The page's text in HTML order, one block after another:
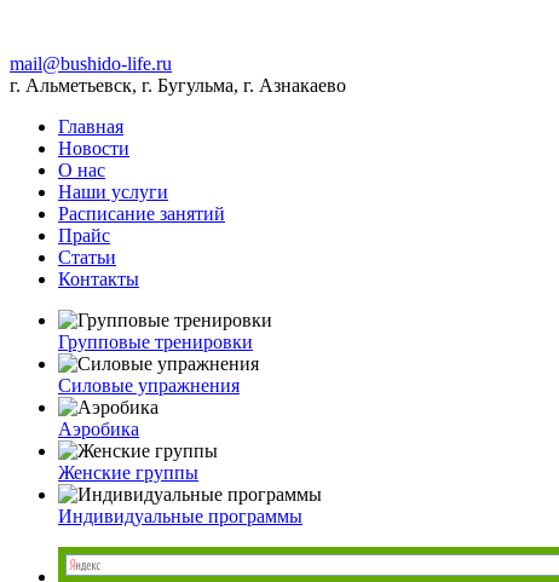
mail@bushido-life.ru
г. Альметьевск, г. Бугульма, г. Азнакаево
Главная
Новости
О нас
Наши услуги
Расписание занятий
Прайс
Статьи
Контакты
Групповые тренировки
Силовые упражнения
Аэробика
Женские группы
Индивидуальные программы